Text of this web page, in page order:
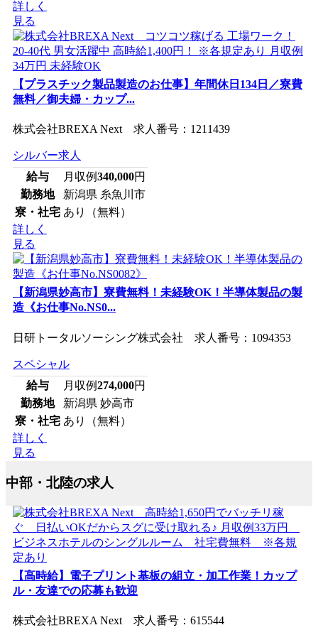
詳しく
見る
【プラスチック製品製造のお仕事】年間休日134日／寮費
無料／御夫婦・カップ...
株式会社BREXA Next 求人番号：1211439
シルバー求人
給与
月収例340,000円
勤務地
新潟県 糸魚川市
寮・社宅 あり（無料）
詳しく
見る
【新潟県妙高市】寮費無料！未経験OK！半導体製品の製
造《お仕事No.NS0...
日研トータルソーシング株式会社 求人番号：1094353
スペシャル
給与
月収例274,000円
勤務地
新潟県 妙高市
寮・社宅 あり（無料）
詳しく
見る
中部・北陸の求人
【高時給】電子プリント基板の組立・加工作業！カップ
ル・友達での応募も歓迎
株式会社BREXA Next 求人番号：615544